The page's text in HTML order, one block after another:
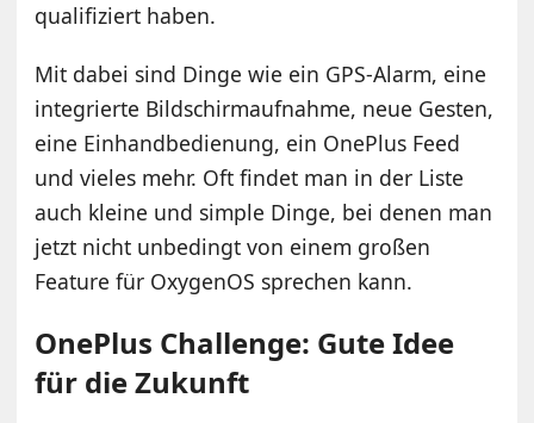
qualifiziert haben.
Mit dabei sind Dinge wie ein GPS-Alarm, eine
integrierte Bildschirmaufnahme, neue Gesten,
eine Einhandbedienung, ein OnePlus Feed
und vieles mehr. Oft findet man in der Liste
auch kleine und simple Dinge, bei denen man
jetzt nicht unbedingt von einem großen
Feature für OxygenOS sprechen kann.
OnePlus Challenge: Gute Idee
für die Zukunft